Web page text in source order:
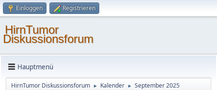
Einloggen Registrieren
HirnTumor
Diskussionsforum
Hauptmenü
HirnTumor Diskussionsforum ► Kalender ► September 2025